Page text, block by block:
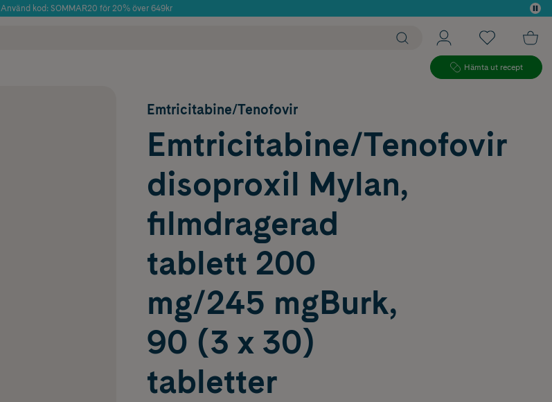
Använd kod: SOMMAR20 för 20% över 649kr
Hämta ut recept
Emtricitabine/Tenofovir
Emtricitabine/Tenofovir
disoproxil Mylan,
filmdragerad
tablett 200
mg/245 mgBurk,
90 (3 x 30)
tabletter